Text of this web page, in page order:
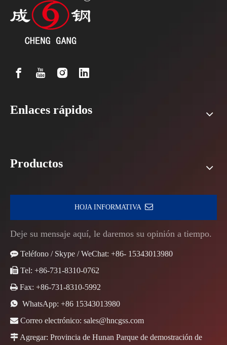
Enlaces rápidos
Productos
HOJA INFORMATIVA
Deje su mensaje aquí, le daremos su opinión a tiempo.
 Teléfono / Skype / WeChat: +86- 15343013980
 Tel: +86-731-8310-0762
 Fax: +86-731-8310-5992
 WhatsApp: +86 15343013980
 Correo electrónico: sales@hncgss.com
 Agregar: Provincia de Hunan Parque de demostración de